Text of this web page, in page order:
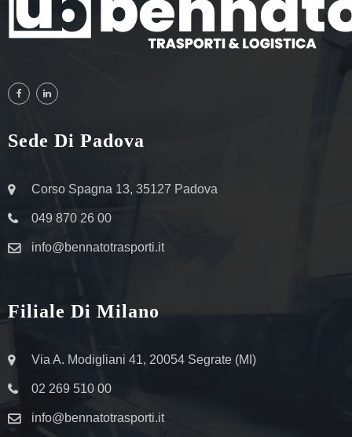
Sede Di Padova
Corso Spagna 13, 35127 Padova
049 870 26 00
info@bennatotrasporti.it
Filiale Di Milano
Via A. Modigliani 41, 20054 Segrate (MI)
02 269 510 00
info@bennatotrasporti.it